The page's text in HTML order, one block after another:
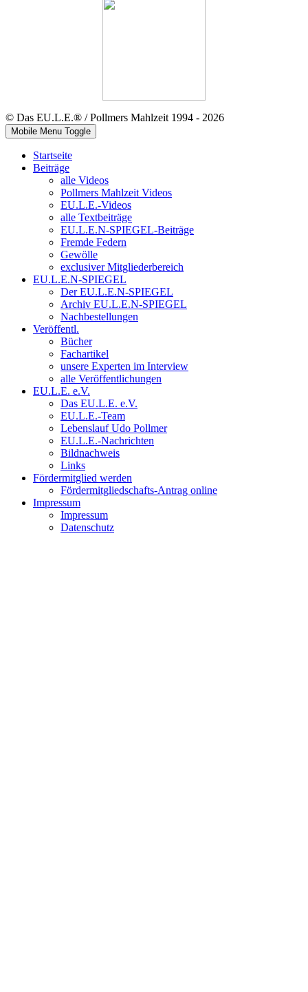
© Das EU.L.E.® / Pollmers Mahlzeit 1994 - 2026
Mobile Menu Toggle
Startseite
Beiträge
alle Videos
Pollmers Mahlzeit Videos
EU.L.E.-Videos
alle Textbeiträge
EU.L.E.N-SPIEGEL-Beiträge
Fremde Federn
Gewölle
exclusiver Mitgliederbereich
EU.L.E.N-SPIEGEL
Der EU.L.E.N-SPIEGEL
Archiv EU.L.E.N-SPIEGEL
Nachbestellungen
Veröffentl.
Bücher
Fachartikel
unsere Experten im Interview
alle Veröffentlichungen
EU.L.E. e.V.
Das EU.L.E. e.V.
EU.L.E.-Team
Lebenslauf Udo Pollmer
EU.L.E.-Nachrichten
Bildnachweis
Links
Fördermitglied werden
Fördermitgliedschafts-Antrag online
Impressum
Impressum
Datenschutz